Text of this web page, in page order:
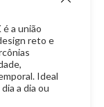
a união
reto e
Ideal
a dia ou